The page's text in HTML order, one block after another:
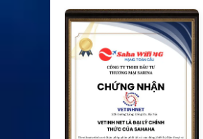
XEM CHI TIẾT